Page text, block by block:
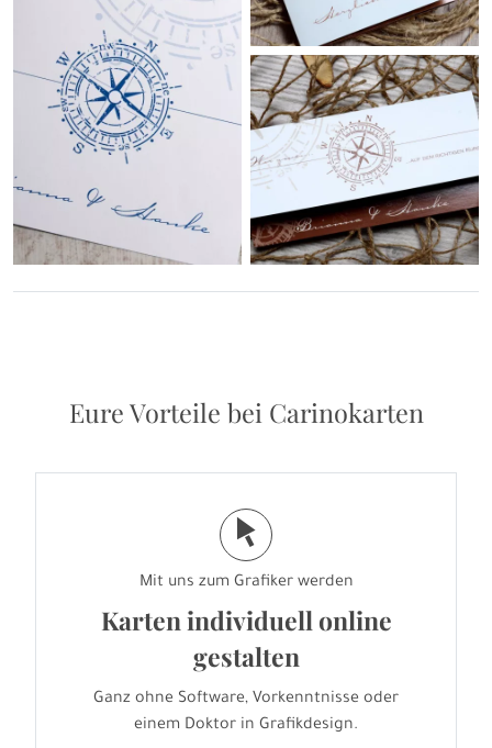
Eure Vorteile bei Carinokarten
j
Mit uns zum Grafiker werden
Karten individuell online
gestalten
Ganz ohne Software, Vorkenntnisse oder
einem Doktor in Grafikdesign.